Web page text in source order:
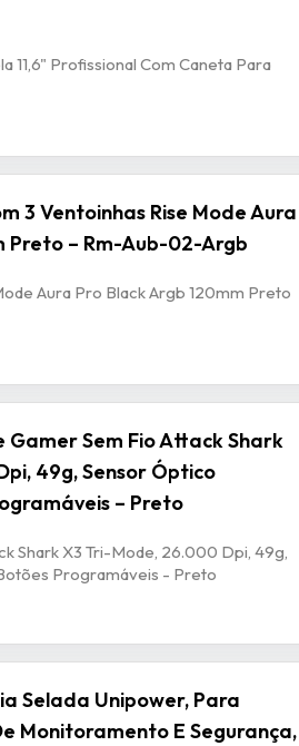
11,6" Profissional Com Caneta Para
3 Ventoinhas Rise Mode Aura
Preto – Rm-Aub-02-Argb
Aura Pro Black Argb 120mm Preto
Sem Fio Attack Shark
49g, Sensor Óptico
– Preto
Shark X3 Tri-Mode, 26.000 Dpi, 49g,
Programáveis - Preto
Selada Unipower, Para
Monitoramento E Segurança,